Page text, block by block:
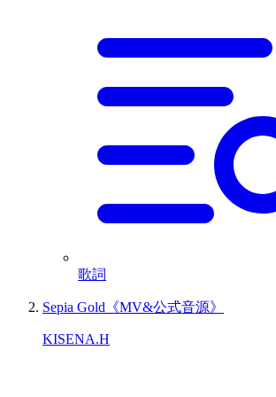
歌詞
Sepia Gold《MV&公式音源》
KISENA.H